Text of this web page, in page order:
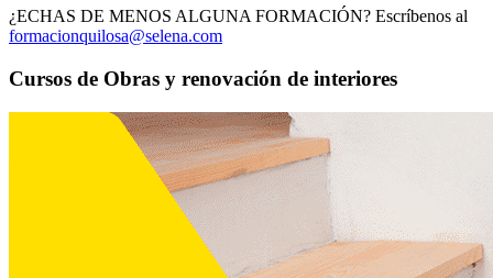
¿ECHAS DE MENOS ALGUNA FORMACIÓN? Escríbenos al
formacionquilosa@selena.com
Cursos de Obras y renovación de interiores